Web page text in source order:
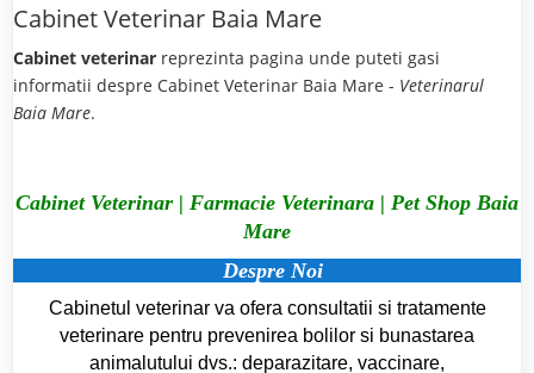
Cabinet Veterinar Baia Mare
Cabinet veterinar reprezinta pagina unde puteti gasi
informatii despre Cabinet Veterinar Baia Mare - Veterinarul
Baia Mare.
Cabinet Veterinar | Farmacie Veterinara | Pet Shop Baia
Mare
Despre Noi
Cabinetul veterinar va ofera consultatii si tratamente
veterinare pentru prevenirea bolilor si bunastarea
animalutului dvs.: deparazitare, vaccinare,